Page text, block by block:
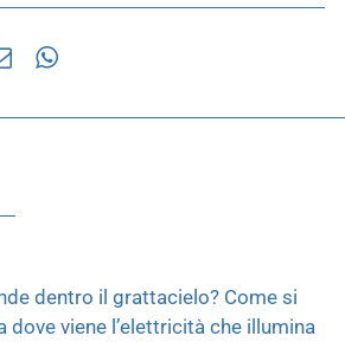
dentro il grattacielo? Come si
dove viene l’elettricità che illumina